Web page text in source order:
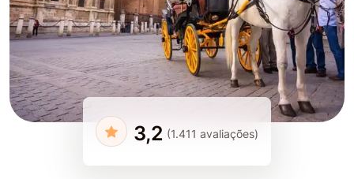
3,2 (1.411 avaliações)